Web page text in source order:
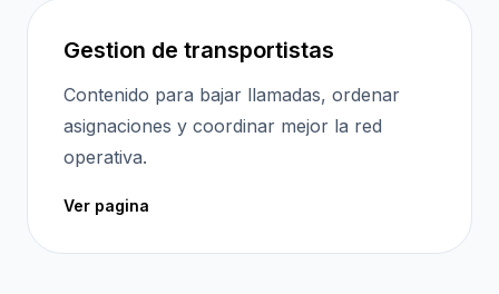
Gestion de transportistas
Contenido para bajar llamadas, ordenar
asignaciones y coordinar mejor la red
operativa.
Ver pagina